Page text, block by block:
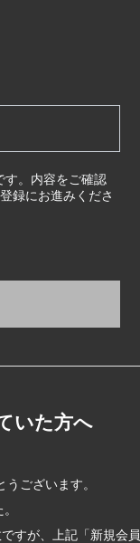
す。内容をご確認
録にお進みくださ
いた方へ
ございます。
すが、上記「新規会員